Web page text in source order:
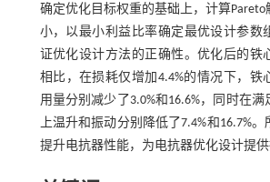
确定优化目标权重的基础上，计算
小，以最小利益比率确定最优设计参数
证优化设计方法的正确性。优化后的铁
相比，在损耗仅增加4.4%的情况下，铁
用量分别减少了3.0%和16.6%，同时在满
上温升和振动分别降低了7.4%和16.7%。
提升电抗器性能，为电抗器优化设计提供